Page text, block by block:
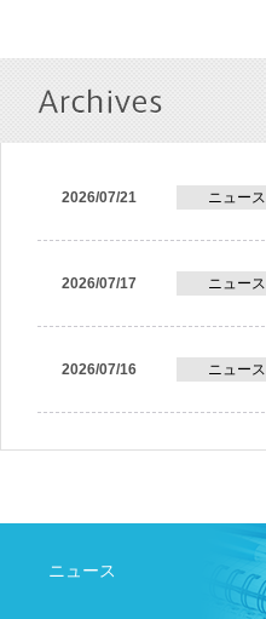
2026/07/21 ニュース
2026/07/17 ニュース
2026/07/16 ニュース
ニュース